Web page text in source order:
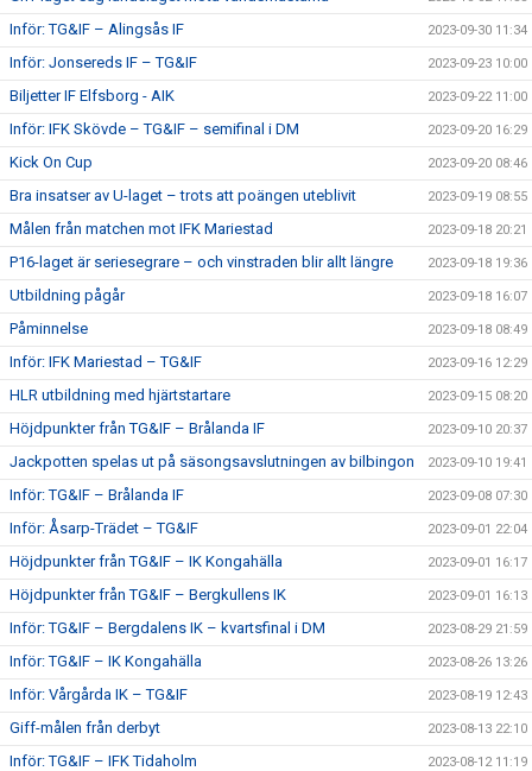
Inför: TG&IF – Alingsås IF 2023-09-30 11:34
Inför: Jonsereds IF – TG&IF 2023-09-23 10:00
Biljetter IF Elfsborg - AIK 2023-09-22 11:00
Inför: IFK Skövde – TG&IF – semifinal i DM 2023-09-20 16:29
Kick On Cup 2023-09-20 08:46
Bra insatser av U-laget – trots att poängen uteblivit 2023-09-19 08:55
Målen från matchen mot IFK Mariestad 2023-09-18 20:21
P16-laget är seriesegrare – och vinstraden blir allt längre 2023-09-18 19:36
Utbildning pågår 2023-09-18 16:07
Påminnelse 2023-09-18 08:49
Inför: IFK Mariestad – TG&IF 2023-09-16 12:29
HLR utbildning med hjärtstartare 2023-09-15 08:20
Höjdpunkter från TG&IF – Brålanda IF 2023-09-10 20:37
Jackpotten spelas ut på säsongsavslutningen av bilbingon 2023-09-10 19:41
Inför: TG&IF – Brålanda IF 2023-09-08 07:30
Inför: Åsarp-Trädet – TG&IF 2023-09-01 22:04
Höjdpunkter från TG&IF – IK Kongahälla 2023-09-01 16:17
Höjdpunkter från TG&IF – Bergkullens IK 2023-09-01 16:13
Inför: TG&IF – Bergdalens IK – kvartsfinal i DM 2023-08-29 21:59
Inför: TG&IF – IK Kongahälla 2023-08-26 13:26
Inför: Vårgårda IK – TG&IF 2023-08-19 12:43
Giff-målen från derbyt 2023-08-13 22:10
Inför: TG&IF – IFK Tidaholm 2023-08-12 11:19